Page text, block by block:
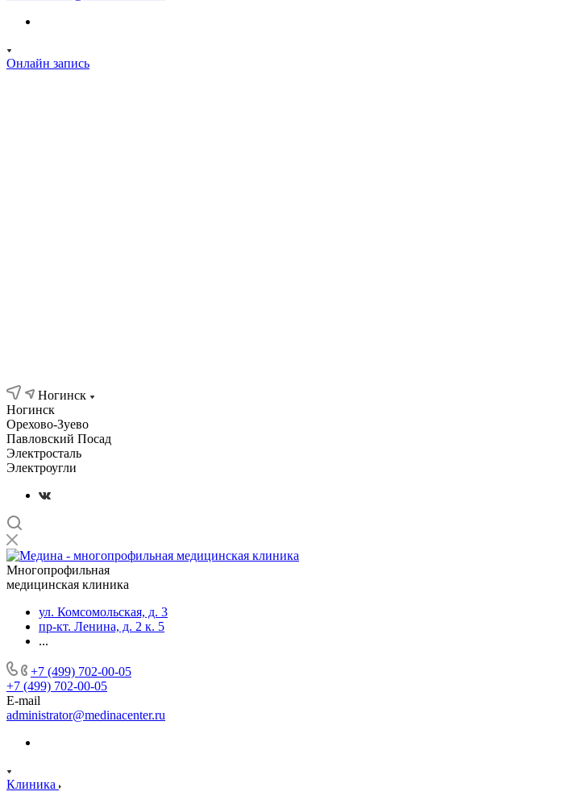
Онлайн запись
Ногинск
Ногинск
Орехово-Зуево
Павловский Посад
Электросталь
Электроугли
Многопрофильная
медицинская клиника
ул. Комсомольская, д. 3
пр-кт. Ленина, д. 2 к. 5
...
+7 (499) 702-00-05
+7 (499) 702-00-05
E-mail
administrator@medinacenter.ru
Клиника